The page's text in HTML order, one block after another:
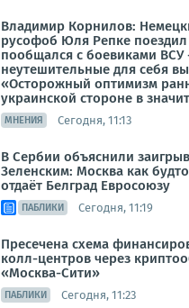
Владимир Корнилов:
русофоб Юля Репке
пообщался с боевиками ВСУ
неутешительные для себя
«Осторожный оптимизм
украинской стороне в
МНЕНИЯ Сегодня, 11:13
В Сербии объяснили
Зеленским: Москва как
отдаёт Белград Евросоюзу
ПАБЛИКИ Сегодня, 11:19
Пресечена схема
колл-центров через
«Москва-Сити»
ПАБЛИКИ Сегодня, 11:23